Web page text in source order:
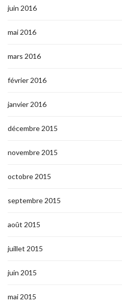
juin 2016
mai 2016
mars 2016
février 2016
janvier 2016
décembre 2015
novembre 2015
octobre 2015
septembre 2015
août 2015
juillet 2015
juin 2015
mai 2015